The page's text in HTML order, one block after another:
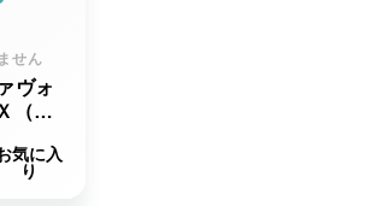
せん
ヴォ
（キ
気に入
り